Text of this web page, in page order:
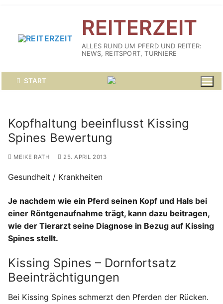
springen
REITERZEIT
ALLES RUND UM PFERD UND REITER:
NEWS, REITSPORT, TURNIERE
START
Kopfhaltung beeinflusst Kissing
Spines Bewertung
MEIKE RATH 25. APRIL 2013
Gesundheit / Krankheiten
Je nachdem wie ein Pferd seinen Kopf und Hals bei
einer Röntgenaufnahme trägt, kann dazu beitragen,
wie der Tierarzt seine Diagnose in Bezug auf Kissing
Spines stellt.
Kissing Spines – Dornfortsatz
Beeinträchtigungen
Bei Kissing Spines schmerzt den Pferden der Rücken.